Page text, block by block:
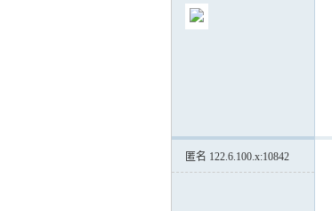
匿名 122.6.100.x:10842